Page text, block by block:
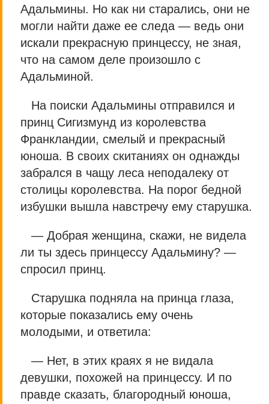
Адальмины. Но как ни старались, они не
могли найти даже ее следа — ведь они
искали прекрасную принцессу, не зная,
что на самом деле произошло с
Адальминой.
На поиски Адальмины отправился и
принц Сигизмунд из королевства
Франкландии, смелый и прекрасный
юноша. В своих скитаниях он однажды
забрался в чащу леса неподалеку от
столицы королевства. На порог бедной
избушки вышла навстречу ему старушка.
— Добрая женщина, скажи, не видела
ли ты здесь принцессу Адальмину? —
спросил принц.
Старушка подняла на принца глаза,
которые показались ему очень
молодыми, и ответила:
— Нет, в этих краях я не видала
девушки, похожей на принцессу. И по
правде сказать, благородный юноша,